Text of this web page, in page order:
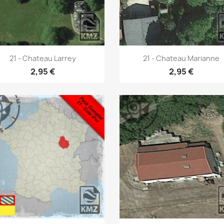
Aperçu rapide
21 - Chateau Larrey
2,95 €
Aperçu rapide
21 - Chateau Marianne
2,95 €